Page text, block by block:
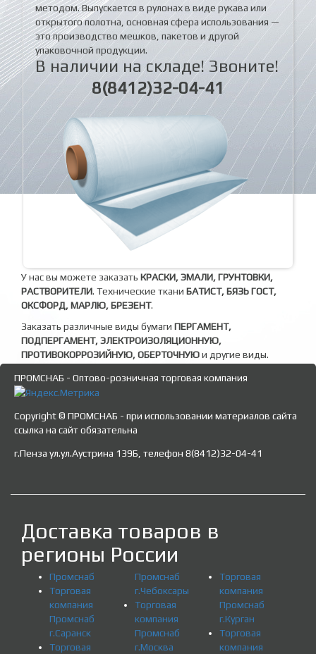
методом. Выпускается в рулонах в виде рукава или
открытого полотна, основная сфера использования —
это производство мешков, пакетов и другой
упаковочной продукции.
В наличии на складе! Звоните!
8(8412)32-04-41
У нас вы можете заказать КРАСКИ, ЭМАЛИ, ГРУНТОВКИ,
РАСТВОРИТЕЛИ. Технические ткани БАТИСТ, БЯЗЬ ГОСТ,
ОКСФОРД, МАРЛЮ, БРЕЗЕНТ.
Заказать различные виды бумаги ПЕРГАМЕНТ,
ПОДПЕРГАМЕНТ, ЭЛЕКТРОИЗОЛЯЦИОННУЮ,
ПРОТИВОКОРРОЗИЙНУЮ, ОБЕРТОЧНУЮи другие виды.
ПРОМСНАБ - Оптово-розничная торговая компания
Copyright © ПРОМСНАБ - при использовании материалов сайта
ссылка на сайт обязательна
г.Пенза ул.ул.Аустрина 139Б, телефон 8(8412)32-04-41
Доставка товаров в
регионы России
Промснаб
Торговая
компания
Промснаб
г.Саранск
Торговая
Промснаб
г.Чебоксары
Торговая
компания
Промснаб
г.Москва
Торговая
компания
Промснаб
г.Курган
Торговая
компания